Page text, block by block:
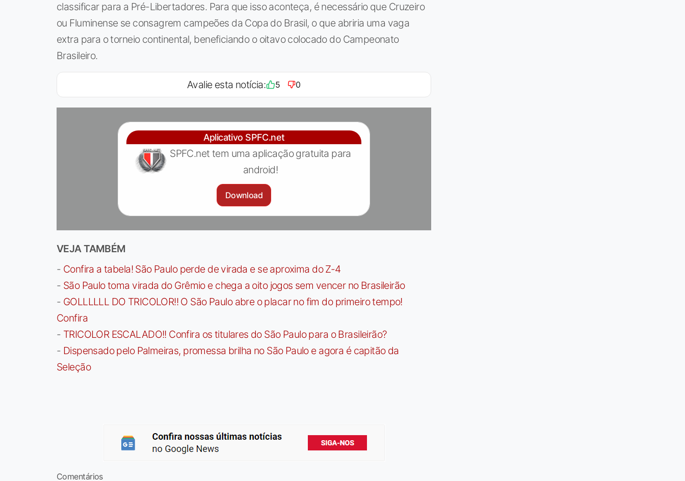
classificar para a Pré-Libertadores. Para que isso aconteça, é necessário que Cruzeiro
ou Fluminense se consagrem campeões da Copa do Brasil, o que abriria uma vaga
extra para o torneio continental, beneficiando o oitavo colocado do Campeonato
Brasileiro.
Avalie esta notícia: 5 0
Aplicativo SPFC.net
SPFC.net tem uma aplicação gratuita para
android!
Download
VEJA TAMBÉM
- Confira a tabela! São Paulo perde de virada e se aproxima do Z-4
- São Paulo toma virada do Grêmio e chega a oito jogos sem vencer no Brasileirão
- GOLLLLLL DO TRICOLOR!! O São Paulo abre o placar no fim do primeiro tempo!
Confira
- TRICOLOR ESCALADO!! Confira os titulares do São Paulo para o Brasileirão?
- Dispensado pelo Palmeiras, promessa brilha no São Paulo e agora é capitão da
Seleção
Comentários